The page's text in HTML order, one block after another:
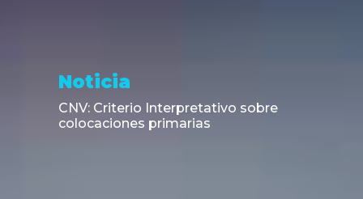
Noticia
CNV: Criterio Interpretativo sobre
colocaciones primarias